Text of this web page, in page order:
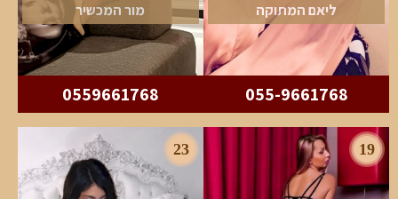
ליאם המתוקה
055-9661768
מור המכשיר
0559661768
19
23